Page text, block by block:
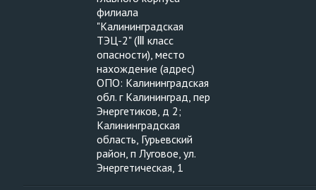
филиала
"Калининградская
ТЭЦ-2" (Ⅲ класс
опасности), место
нахождение (адрес)
ОПО: Калининградская
обл. г Калининград, пер
Энергетиков, д 2;
Калининградская
область, Гурьевский
район, п Луговое, ул.
Энергетическая, 1